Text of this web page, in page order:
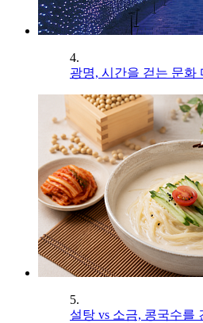
4.
광명, 시간을 걷는 문화
5.
설탕 vs 소금, 콩국수를